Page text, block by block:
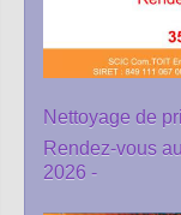
Nettoyage de
Rendez-vous
2026 -